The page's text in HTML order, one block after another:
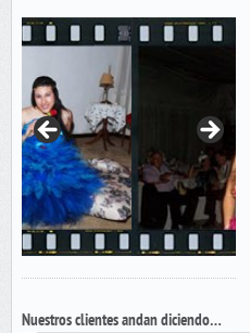
Nuestros clientes andan diciendo…